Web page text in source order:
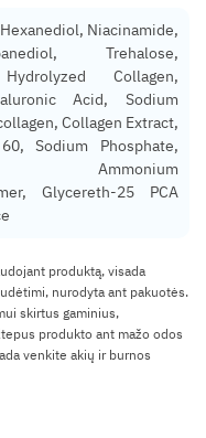
Niacinamide,
Trehalose,
Collagen,
Acid, Sodium
Collagen Extract,
Sodium Phosphate,
Ammonium
Glycereth-25 PCA
produktą, visada
nurodyta ant pakuotės.
skirtus gaminius,
produkto ant mažo odos
venkite akių ir burnos